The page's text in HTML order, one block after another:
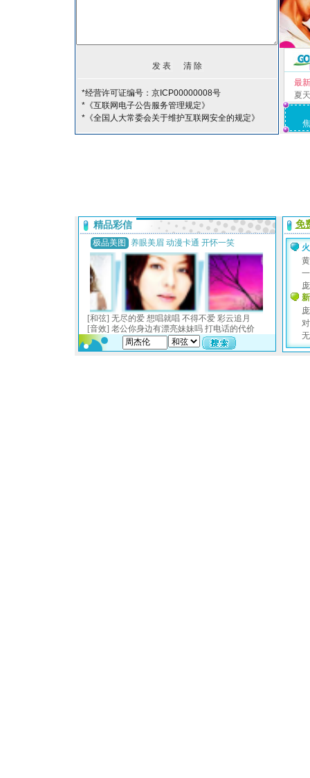
*经营许可证编号：京ICP00000008号
*《互联网电子公告服务管理规定》
*《全国人大常委会关于维护互联网安全的规定》
最
夏